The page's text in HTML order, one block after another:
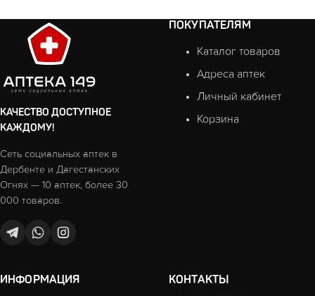
КАЧЕСТВО ДОСТУПНОЕ
КАЖДОМУ!
Сеть социальных аптек в
Дербенте и Дагестанских
Огнях — 10 аптек, более 30
000 товаров.
ПОКУПАТЕЛЯМ
Каталог товаров
Адреса аптек
Личный кабинет
Корзина
ИНФОРМАЦИЯ КОНТАКТЫ